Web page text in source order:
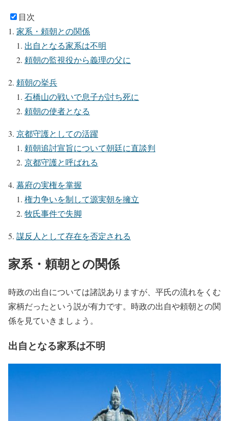
目次
家系・頼朝との関係
出自となる家系は不明
頼朝の監視役から義理の父に
頼朝の挙兵
石橋山の戦いで息子が討ち死に
頼朝の使者となる
京都守護としての活躍
頼朝追討宣旨について朝廷に直談判
京都守護と呼ばれる
幕府の実権を掌握
権力争いを制して源実朝を擁立
牧氏事件で失脚
謀反人として存在を否定される
家系・頼朝との関係
時政の出自については諸説ありますが、平氏の流れをくむ
家柄だったという説が有力です。時政の出自や頼朝との関
係を見ていきましょう。
出自となる家系は不明